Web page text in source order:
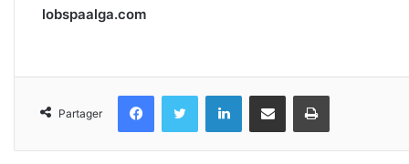
lobspaalga.com
Partager
FacebookTwitter LinkedinPartager par email Imprimer